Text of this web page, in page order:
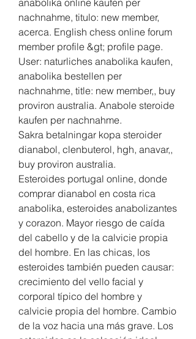
nachnahme, titulo: new member,
acerca. English chess online forum
member profile &gt; profile page.
User: naturliches anabolika kaufen,
anabolika bestellen per
nachnahme, title: new member,, buy
proviron australia. Anabole steroide
kaufen per nachnahme.
Sakra betalningar kopa steroider
dianabol, clenbuterol, hgh, anavar,,
buy proviron australia.
Esteroides portugal online, donde
comprar dianabol en costa rica
anabolika, esteroides anabolizantes
y corazon. Mayor riesgo de caída
del cabello y de la calvicie propia
del hombre. En las chicas, los
esteroides también pueden causar:
crecimiento del vello facial y
corporal típico del hombre y
calvicie propia del hombre. Cambio
de la voz hacia una más grave. Los